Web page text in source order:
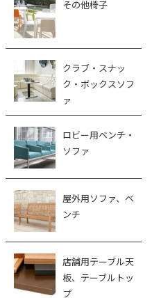
その他椅子
クラブ・スナッ
ク・ボックスソフ
ァ
ロビー用ベンチ・
ソファ
屋外用ソファ、ベ
ンチ
店舗用テーブル天
板、テーブルトッ
プ